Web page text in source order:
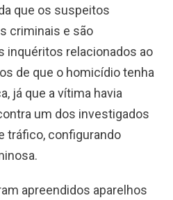
que os suspeitos
criminais e são
inquéritos relacionados ao
de que o homicídio tenha
já que a vítima havia
um dos investigados
tráfico, configurando
apreendidos aparelhos